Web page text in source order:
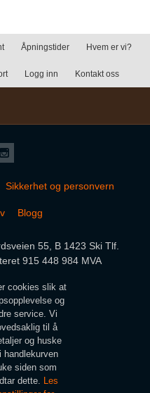
Åpningstider Hvem er vi?
Logg inn Kontakt oss
Sikkerhet og personvern
Blogg
55, B 1423 Ski Tlf.
915 448 984 MVA
cookies slik at
og
service. Vi
til å
og huske
handlekurven
siden som
dette. Les